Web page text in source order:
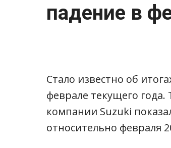
падение в
Стало известно об
феврале текущего года.
компании Suzuki
относительно февраля